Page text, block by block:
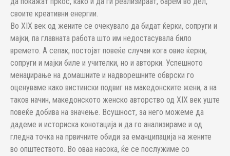
своите креативни енергии.
Во XIX век од жените се очекувало да бидат ќерки, сопруги и
мај­ки, па главната работа што им недостасувала било
времето. А сепак, пос­то­јат повеќе случаи кога овие ќерки,
сопруги и мајки биле и учителки, но и авторки. Успешното
менаџирање на домашните и надворешните обв­р­с­ки го
оценуваме како вистински подвиг на македонските жени, а на
таков н­ачин, македонското женско авторство од XIX век уште
повеќе добива на зна­чење. Всушност, за него можеме да
дадеме и историска конотација и да го ана­лизираме и од
гледна точка на првичните обиди за еманципација на же­ните
во општеството. Во оваа насока, ќе се послужиме со